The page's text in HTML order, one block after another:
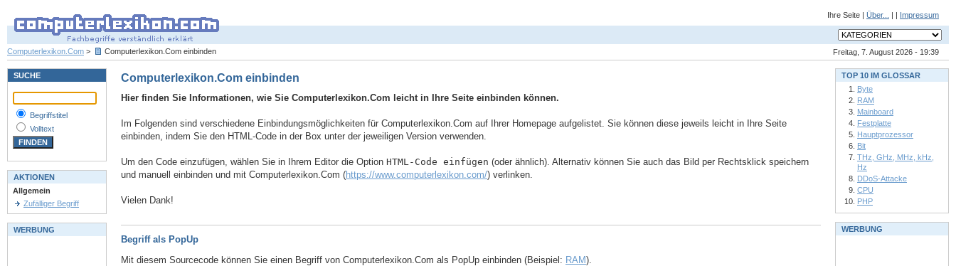
Ihre Seite | Über... | | Impressum
Freitag, 7. August 2026 - 19:39
Computerlexikon.Com > Computerlexikon.Com einbinden
Computerlexikon.Com einbinden
Hier finden Sie Informationen, wie Sie Computerlexikon.Com leicht in Ihre Seite einbinden können.
Im Folgenden sind verschiedene Einbindungsmöglichkeiten für Computerlexikon.Com auf Ihrer Homepage aufgelistet. Sie können diese jeweils leicht in Ihre Seite
einbinden, indem Sie den HTML-Code in der Box unter der jeweiligen Version verwenden.
Um den Code einzufügen, wählen Sie in Ihrem Editor die Option HTML-Code einfügen (oder ähnlich). Alternativ können Sie auch das Bild per Rechtsklick speichern
und manuell einbinden und mit Computerlexikon.Com (https://www.computerlexikon.com/) verlinken.
Vielen Dank!
Begriff als PopUp
Mit diesem Sourcecode können Sie einen Begriff von Computerlexikon.Com als PopUp einbinden (Beispiel: RAM).
SUCHE
Begriffstitel
Volltext
AKTIONEN
Allgemein
Zufälliger Begriff
WERBUNG
TOP 10 IM GLOSSAR
Byte
RAM
Mainboard
Festplatte
Hauptprozessor
Bit
THz, GHz, MHz, kHz,
Hz
DDoS-Attacke
CPU
PHP
WERBUNG